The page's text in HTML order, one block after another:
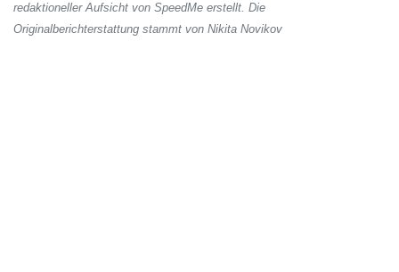
redaktioneller Aufsicht von SpeedMe erstellt. Die
Originalberichterstattung stammt von Nikita Novikov